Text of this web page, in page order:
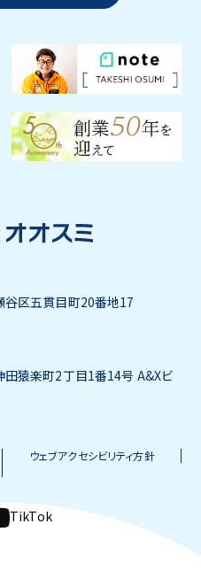
区五貫目町20番地17
猿楽町2丁目1番14号 A&Xビ
ウェブアクセシビリティ方針
TikTok